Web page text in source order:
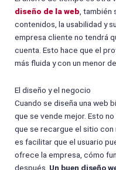
diseño de la web ,
contenidos, la usabilidad y
empresa cliente no tendrá
cuenta. Esto hace que el
más fluida y con un menor
El diseño y el negocio
Cuando se diseña una web
que se vende mejor. Esto
que se recargue el sitio
es facilitar que el usuario
ofrece la empresa, cómo
después. Un buen diseño